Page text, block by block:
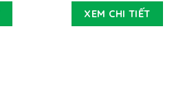
XEM CHI TIẾT